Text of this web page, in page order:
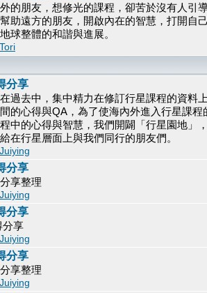
的朋友，想修光的課程，卻苦於沒有人引
助遠方的朋友，開啟內在的智慧，打開自
球整體的和諧與進展。
Tori
分享
過去中，集中精力在修訂行星課程的資料
的心得與QA，為了使海內外進入行星課
中的心得與智慧，我們開闢「行星園地」
在行星層面上與我們同行的朋友們。
Juiying
分享
享整理
Juiying
分享
分享
Juiying
分享
享整理
Juiying